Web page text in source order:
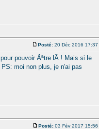
Posté: 20 Déc 2016 17:37
pouvoir Ãªtre lÃ ! Mais si le
moi non plus, je n'ai pas
Posté: 03 Fév 2017 15:56